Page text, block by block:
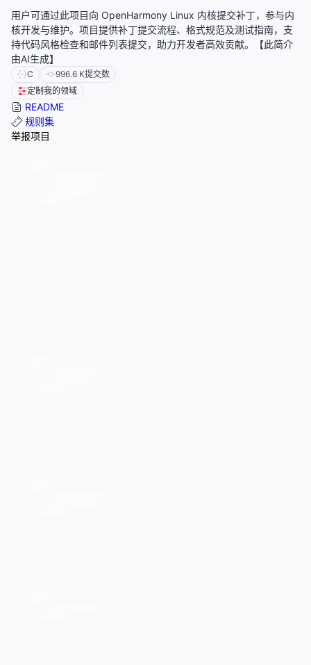
用户可通过此项目向 OpenHarmony Linux 内核提交补丁，参与内
核开发与维护。项目提供补丁提交流程、格式规范及测试指南，支
持代码风格检查和邮件列表提交，助力开发者高效贡献。【此简介
由AI生成】
C 996.6 K提交数
定制我的领域
README
规则集
举报项目